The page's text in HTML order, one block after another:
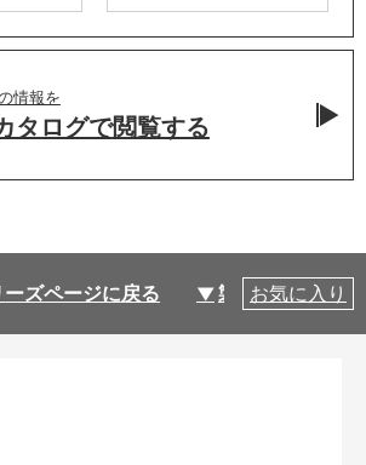
情報を
タログで閲覧する
ズページに戻る 製品仕様
お気に入り